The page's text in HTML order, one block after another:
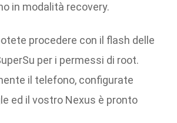
in modalità recovery.
procedere con il flash delle
per i permessi di root.
il telefono, configurate
ed il vostro Nexus è pronto